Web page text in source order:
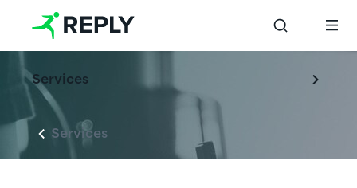
Services
Services